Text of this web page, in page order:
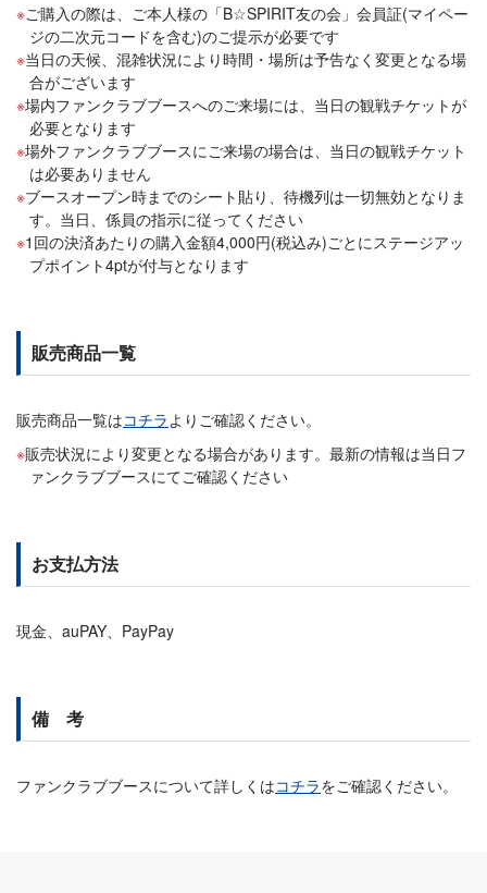
ご購入の際は、ご本人様の「B☆SPIRIT友の会」会員証(マイペー
ジの二次元コードを含む)のご提示が必要です
当日の天候、混雑状況により時間・場所は予告なく変更となる場
合がございます
場内ファンクラブブースへのご来場には、当日の観戦チケットが
必要となります
場外ファンクラブブースにご来場の場合は、当日の観戦チケット
は必要ありません
ブースオープン時までのシート貼り、待機列は一切無効となりま
す。当日、係員の指示に従ってください
1回の決済あたりの購入金額4,000円(税込み)ごとにステージアッ
プポイント4ptが付与となります
販売商品一覧
販売商品一覧はコチラ よりご確認ください。
販売状況により変更となる場合があります。最新の情報は当日フ
ァンクラブブースにてご確認ください
お支払方法
現金、auPAY、PayPay
備 考
ファンクラブブースについて詳しくはコチラをご確認ください。